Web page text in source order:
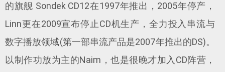
的旗舰 Sondek CD12在1997年推出，2005年停产，
Linn更在2009宣布停止CD机生产，全力投入串流与
数字播放领域(第一部串流产品是2007年推出的DS)。
以制作功放为主的Naim，也是很晚才加入CD阵营，